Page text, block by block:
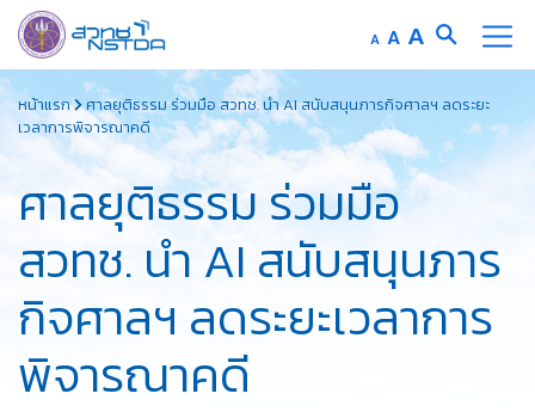
to
content
A Decrease
font
size.
AReset
font
size.
A Increase
font
size.
หน้าแรก
ศาลยุติธรรม ร่วมมือ สวทช. นำ AI สนับสนุนภารกิจศาลฯ ลดระยะ
เวลาการพิจารณาคดี
ศาลยุติธรรม ร่วมมือ
สวทช. นำ AI สนับสนุนภาร
กิจศาลฯ ลดระยะเวลาการ
พิจารณาคดี